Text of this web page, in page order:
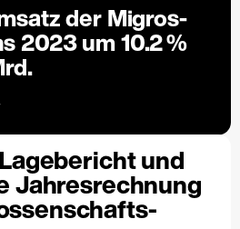
der Migros-
2023 um 10.2 %
und
Jahresrechnung